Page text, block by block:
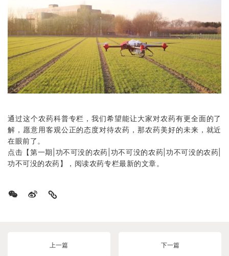
通过这个农药科普专栏，我们希望能让大家对农药有更全面的了
解，愿意用客观公正的态度对待农药，那农药美好的未来，就近
在眼前了。
点击【第一期|功不可没的农药 |功不可没的农药|功不可没的农药|
功不可没的农药】，阅读农药专栏最新的文章。
上一篇 下一篇